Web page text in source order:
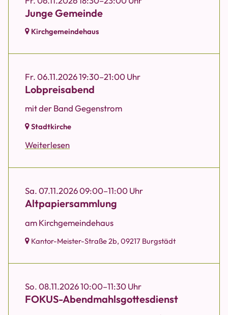
Junge Gemeinde
Kirchgemeindehaus
Fr. 06.11.2026 19:30–21:00 Uhr
Lobpreisabend
mit der Band Gegenstrom
Stadtkirche
Weiterlesen
Sa. 07.11.2026 09:00–11:00 Uhr
Altpapiersammlung
am Kirchgemeindehaus
Kantor-Meister-Straße 2b, 09217 Burgstädt
So. 08.11.2026 10:00–11:30 Uhr
FOKUS-Abendmahlsgottesdienst